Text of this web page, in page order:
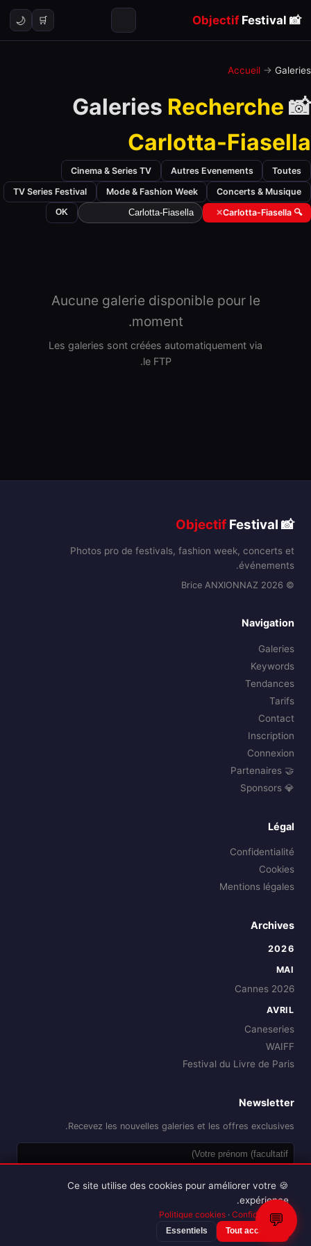
📸
ObjectifFestival
🛒
🌙
Accueil → Galeries
📸 Galeries
Recherche
Carlotta-Fiasella
Toutes
Autres Evenements
Cinema & Series TV
Concerts & Musique
Mode & Fashion Week
TV Series Festival
🔍 Carlotta-Fiasella
✕
OK
Aucune galerie disponible pour le
moment.
Les galeries sont créées automatiquement via
le FTP.
📸
Objectif Festival
Photos pro de festivals, fashion week, concerts et
événements.
© 2026 Brice ANXIONNAZ
Navigation
Galeries
Keywords
Tendances
Tarifs
Contact
Inscription
Connexion
🤝 Partenaires
💎 Sponsors
Légal
Confidentialité
Cookies
Mentions légales
Archives
2026
MAI
Cannes 2026
AVRIL
Caneseries
WAIFF
Festival du Livre de Paris
Newsletter
Recevez les nouvelles galeries et les offres exclusives.
Reproduction interdite sans autorisation.
💬
🍪 Ce site utilise des cookies pour améliorer votre
expérience.
Politique cookies · Confidentialité
Tout accepter
Essentiels